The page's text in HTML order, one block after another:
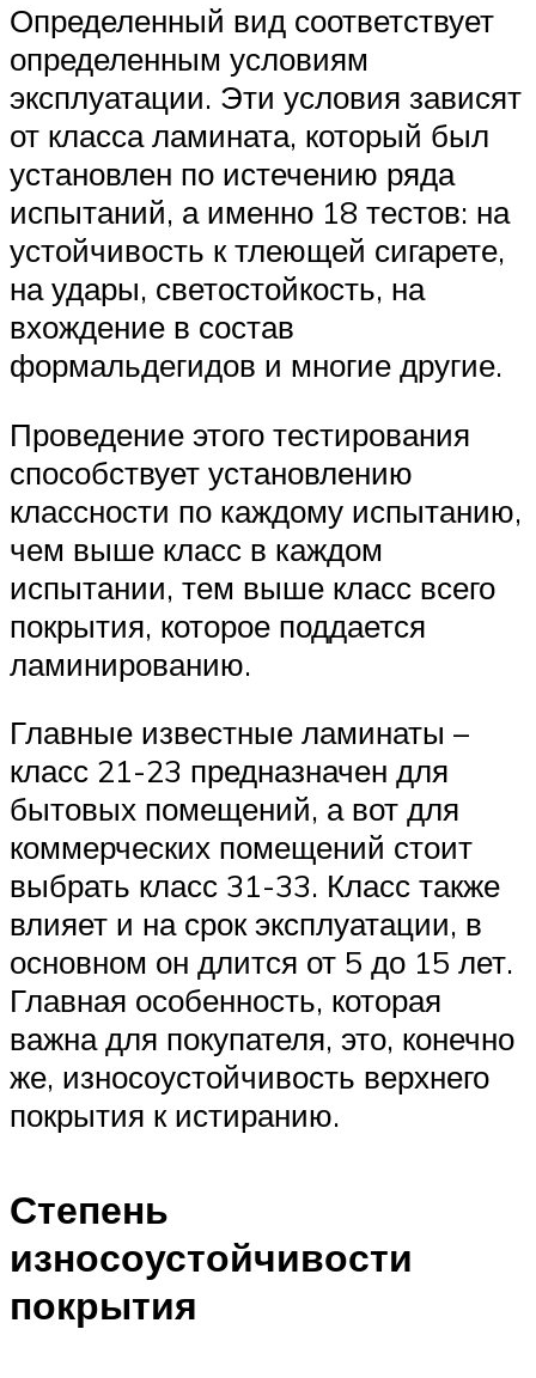
Определенный вид соответствует
определенным условиям
эксплуатации. Эти условия зависят
от класса ламината, который был
установлен по истечению ряда
испытаний, а именно 18 тестов: на
устойчивость к тлеющей сигарете,
на удары, светостойкость, на
вхождение в состав
формальдегидов и многие другие.
Проведение этого тестирования
способствует установлению
классности по каждому испытанию,
чем выше класс в каждом
испытании, тем выше класс всего
покрытия, которое поддается
ламинированию.
Главные известные ламинаты –
класс 21-23 предназначен для
бытовых помещений, а вот для
коммерческих помещений стоит
выбрать класс 31-33. Класс также
влияет и на срок эксплуатации, в
основном он длится от 5 до 15 лет.
Главная особенность, которая
важна для покупателя, это, конечно
же, износоустойчивость верхнего
покрытия к истиранию.
Степень
износоустойчивости
покрытия